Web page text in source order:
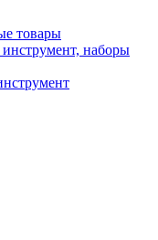
товары
наборы